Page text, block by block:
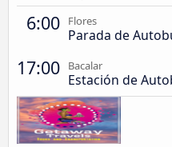
6:00 Flores
Parada de
17:00 Bacalar
Estación de